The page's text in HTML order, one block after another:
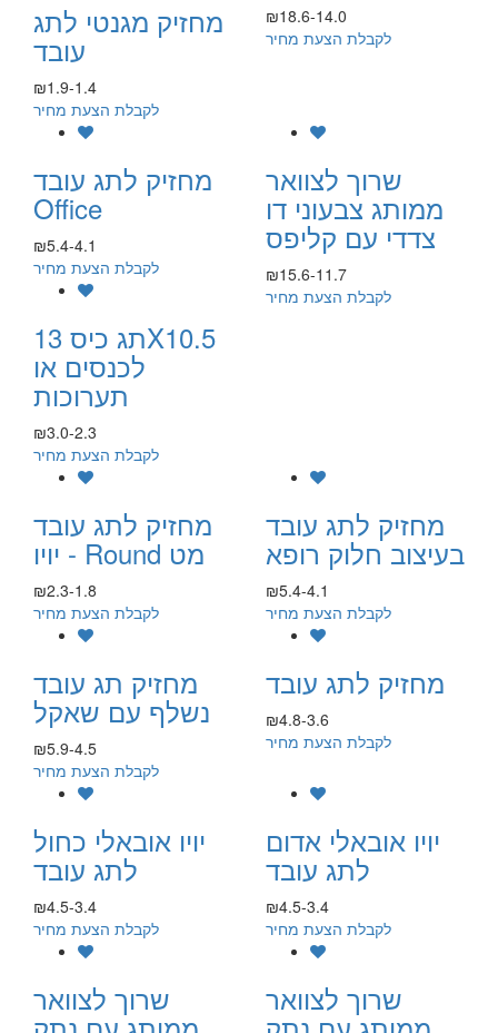
₪18.6-14.0
לקבלת הצעת מחיר
מחזיק מגנטי לתג
עובד
₪1.9-1.4
לקבלת הצעת מחיר
שרוך לצוואר
ממותג צבעוני דו
צדדי עם קליפס
₪15.6-11.7
לקבלת הצעת מחיר
מחזיק לתג עובד
Office
₪5.4-4.1
לקבלת הצעת מחיר
תג כיס 13X10.5
לכנסים או
תערוכות
₪3.0-2.3
לקבלת הצעת מחיר
מחזיק לתג עובד
בעיצוב חלוק רופא
₪5.4-4.1
לקבלת הצעת מחיר
מחזיק לתג עובד
יויו - Round מט
₪2.3-1.8
לקבלת הצעת מחיר
מחזיק לתג עובד
₪4.8-3.6
לקבלת הצעת מחיר
מחזיק תג עובד
נשלף עם שאקל
₪5.9-4.5
לקבלת הצעת מחיר
יויו אובאלי אדום
לתג עובד
₪4.5-3.4
לקבלת הצעת מחיר
יויו אובאלי כחול
לתג עובד
₪4.5-3.4
לקבלת הצעת מחיר
שרוך לצוואר שרוך לצוואר